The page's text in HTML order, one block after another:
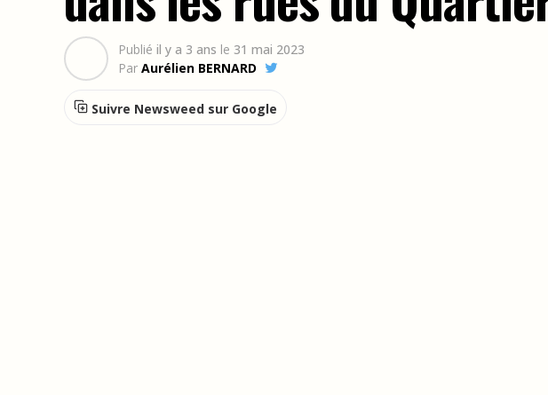
Publié il y a 3 ans le 31 mai 2023
Par Aurélien BERNARD
Suivre Newsweed sur Google